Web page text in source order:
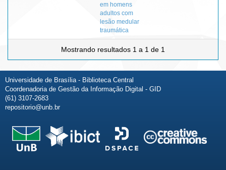
em homens
adultos com
lesão medular
traumática
Mostrando resultados 1 a 1 de 1
Universidade de Brasília - Biblioteca Central
Coordenadoria de Gestão da Informação Digital - GID
(61) 3107-2683
repositorio@unb.br